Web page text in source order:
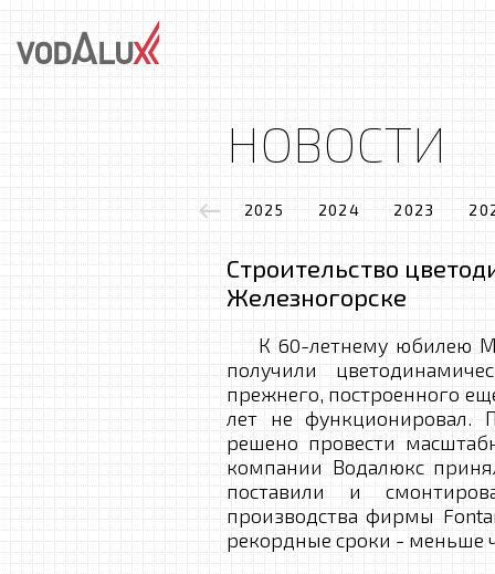
НОВОСТИ
2025 2024 2023
Строительство
Железногорске
К 60-летнему юбилею
получили
прежнего, построенного
лет не функционировал.
решено провести
компании Водалюкс
поставили и
производства фирмы
рекордные сроки - меньше